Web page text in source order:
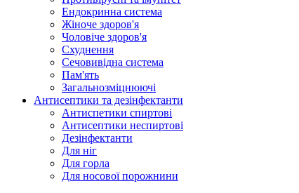
Ендокринна система
Жіноче здоров'я
Чоловіче здоров'я
Схуднення
Сечовивідна система
Пам'ять
Загальнозміцнюючі
Антисептики та дезінфектанти
Антиспетики спиртові
Антисептики неспиртові
Дезінфектанти
Для ніг
Для горла
Для носової порожнини